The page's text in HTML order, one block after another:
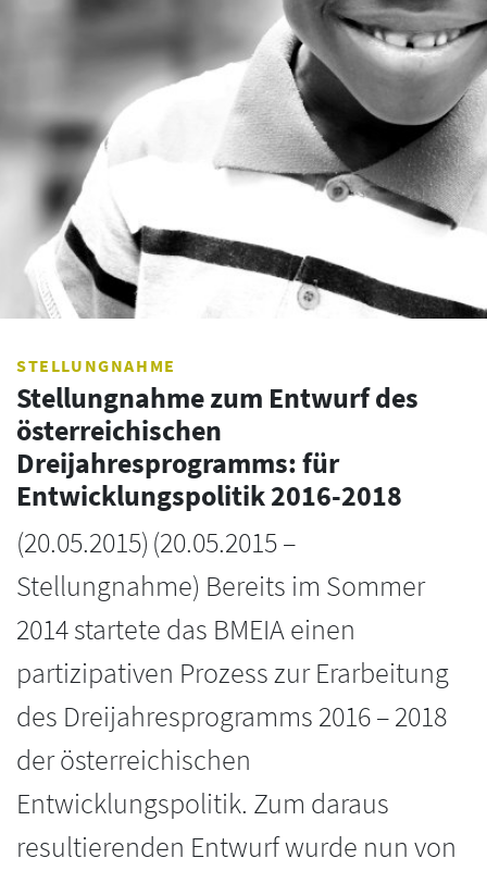
STELLUNGNAHME
Stellungnahme zum Entwurf des
österreichischen
Dreijahresprogramms: für
Entwicklungspolitik 2016-2018
(20.05.2015) (20.05.2015 –
Stellungnahme) Bereits im Sommer
2014 startete das BMEIA einen
partizipativen Prozess zur Erarbeitung
des Dreijahresprogramms 2016 – 2018
der österreichischen
Entwicklungspolitik. Zum daraus
resultierenden Entwurf wurde nun von